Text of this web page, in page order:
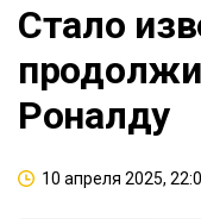
Стало
Роналду
10 апреля 2025,